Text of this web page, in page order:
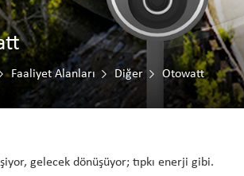
Faaliyet Alanları Diğer Otowatt
gelecek dönüşüyor; tıpkı enerji gibi.